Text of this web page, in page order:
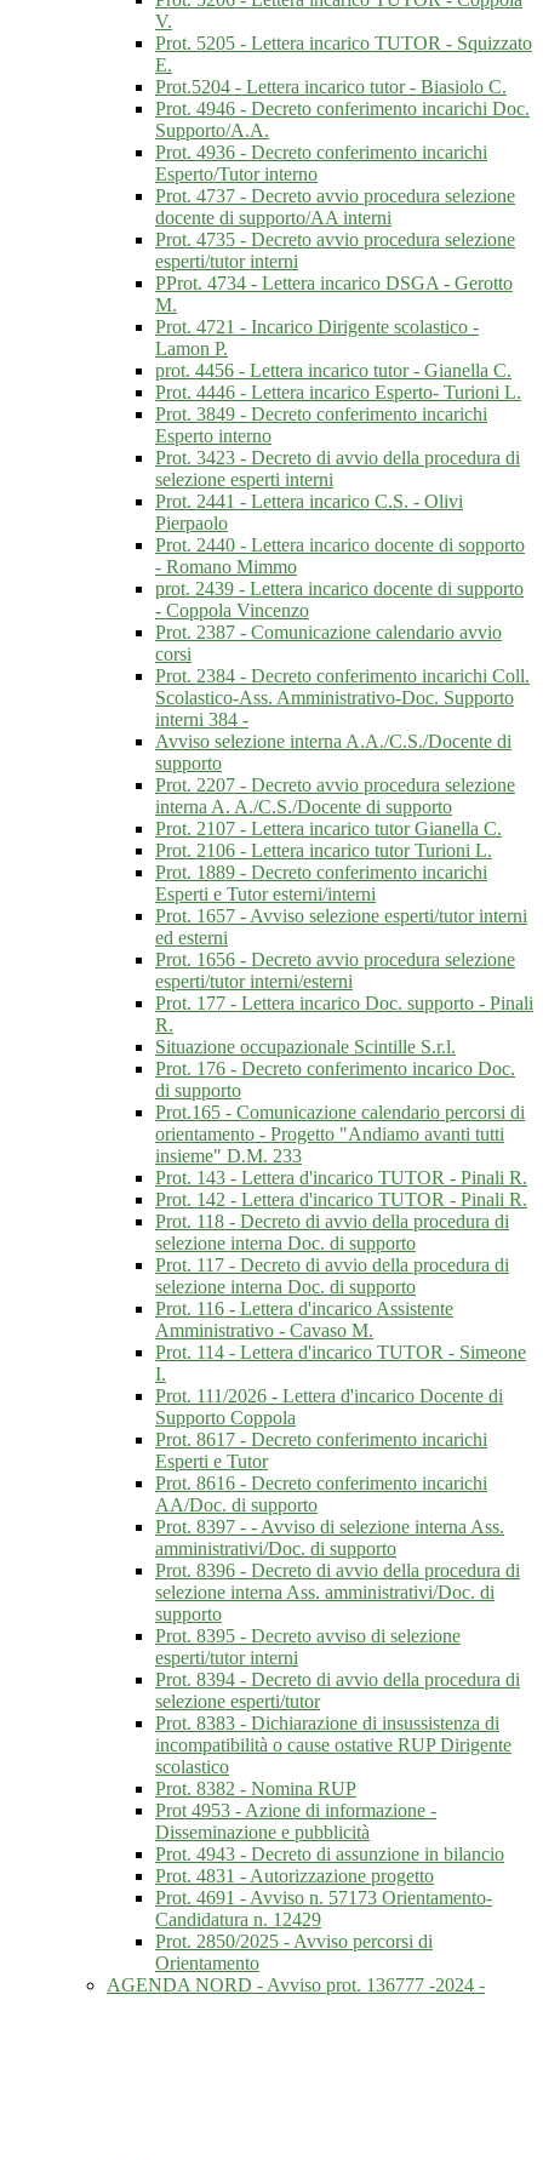
V.
Prot. 5205 - Lettera incarico TUTOR - Squizzato
E.
Prot.5204 - Lettera incarico tutor - Biasiolo C.
Prot. 4946 - Decreto conferimento incarichi Doc.
Supporto/A.A.
Prot. 4936 - Decreto conferimento incarichi
Esperto/Tutor interno
Prot. 4737 - Decreto avvio procedura selezione
docente di supporto/AA interni
Prot. 4735 - Decreto avvio procedura selezione
esperti/tutor interni
PProt. 4734 - Lettera incarico DSGA - Gerotto
M.
Prot. 4721 - Incarico Dirigente scolastico -
Lamon P.
prot. 4456 - Lettera incarico tutor - Gianella C.
Prot. 4446 - Lettera incarico Esperto- Turioni L.
Prot. 3849 - Decreto conferimento incarichi
Esperto interno
Prot. 3423 - Decreto di avvio della procedura di
selezione esperti interni
Prot. 2441 - Lettera incarico C.S. - Olivi
Pierpaolo
Prot. 2440 - Lettera incarico docente di sopporto
- Romano Mimmo
prot. 2439 - Lettera incarico docente di supporto
- Coppola Vincenzo
Prot. 2387 - Comunicazione calendario avvio
corsi
Prot. 2384 - Decreto conferimento incarichi Coll.
Scolastico-Ass. Amministrativo-Doc. Supporto
interni 384 -
Avviso selezione interna A.A./C.S./Docente di
supporto
Prot. 2207 - Decreto avvio procedura selezione
interna A. A./C.S./Docente di supporto
Prot. 2107 - Lettera incarico tutor Gianella C.
Prot. 2106 - Lettera incarico tutor Turioni L.
Prot. 1889 - Decreto conferimento incarichi
Esperti e Tutor esterni/interni
Prot. 1657 - Avviso selezione esperti/tutor interni
ed esterni
Prot. 1656 - Decreto avvio procedura selezione
esperti/tutor interni/esterni
Prot. 177 - Lettera incarico Doc. supporto - Pinali
R.
Situazione occupazionale Scintille S.r.l.
Prot. 176 - Decreto conferimento incarico Doc.
di supporto
Prot.165 - Comunicazione calendario percorsi di
orientamento - Progetto "Andiamo avanti tutti
insieme" D.M. 233
Prot. 143 - Lettera d'incarico TUTOR - Pinali R.
Prot. 142 - Lettera d'incarico TUTOR - Pinali R.
Prot. 118 - Decreto di avvio della procedura di
selezione interna Doc. di supporto
Prot. 117 - Decreto di avvio della procedura di
selezione interna Doc. di supporto
Prot. 116 - Lettera d'incarico Assistente
Amministrativo - Cavaso M.
Prot. 114 - Lettera d'incarico TUTOR - Simeone
I.
Prot. 111/2026 - Lettera d'incarico Docente di
Supporto Coppola
Prot. 8617 - Decreto conferimento incarichi
Esperti e Tutor
Prot. 8616 - Decreto conferimento incarichi
AA/Doc. di supporto
Prot. 8397 - - Avviso di selezione interna Ass.
amministrativi/Doc. di supporto
Prot. 8396 - Decreto di avvio della procedura di
selezione interna Ass. amministrativi/Doc. di
supporto
Prot. 8395 - Decreto avviso di selezione
esperti/tutor interni
Prot. 8394 - Decreto di avvio della procedura di
selezione esperti/tutor
Prot. 8383 - Dichiarazione di insussistenza di
incompatibilità o cause ostative RUP Dirigente
scolastico
Prot. 8382 - Nomina RUP
Prot 4953 - Azione di informazione -
Disseminazione e pubblicità
Prot. 4943 - Decreto di assunzione in bilancio
Prot. 4831 - Autorizzazione progetto
Prot. 4691 - Avviso n. 57173 Orientamento-
Candidatura n. 12429
Prot. 2850/2025 - Avviso percorsi di
Orientamento
AGENDA NORD - Avviso prot. 136777 -2024 -